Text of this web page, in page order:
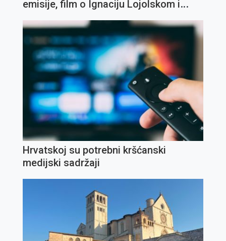
emisije, film o Ignaciju Lojolskom i
Hrvatskoj su potrebni kršćanski
medijski sadržaji